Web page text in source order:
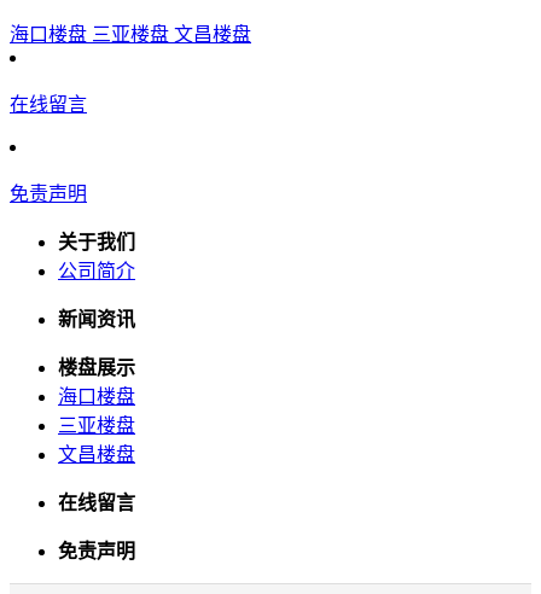
海口楼盘 三亚楼盘 文昌楼盘
在线留言
免责声明
关于我们
公司简介
新闻资讯
楼盘展示
海口楼盘
三亚楼盘
文昌楼盘
在线留言
免责声明